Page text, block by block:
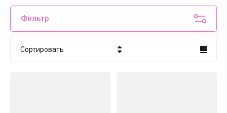
Фильтр
Сортировать